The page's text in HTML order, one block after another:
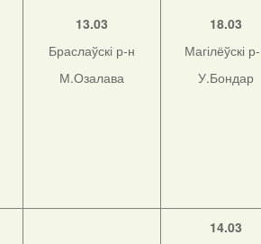
13.03
Браслаўскі р-н
М.Озалава
18.03
Магілёўскі
У.Бондар
14.03